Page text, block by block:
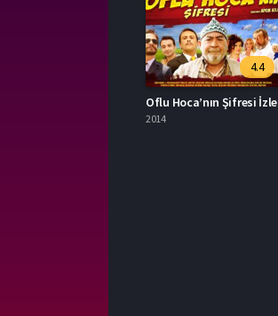
4.4
Oflu Hoca’nın Şifresi İzle
2014